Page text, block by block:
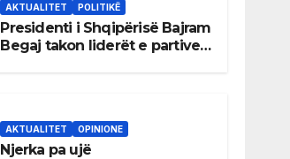
AKTUALITET POLITIKË
Presidenti i Shqipërisë Bajram
Begaj takon liderët e partive
AKTUALITET OPINIONE
Njerka pa ujë